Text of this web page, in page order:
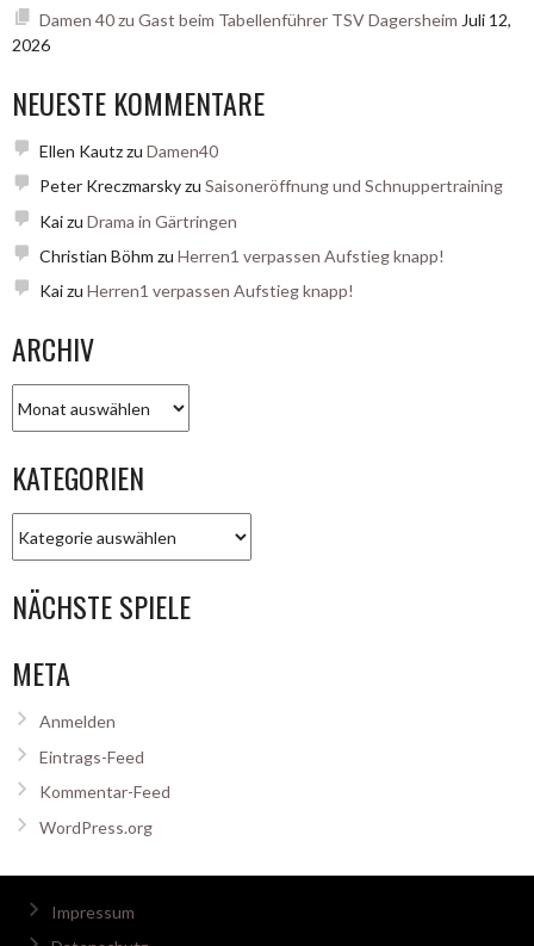
Damen 40 zu Gast beim Tabellenführer TSV Dagersheim Juli 12,
2026
NEUESTE KOMMENTARE
Ellen Kautzzu Damen40
Peter Kreczmarskyzu Saisoneröffnung und Schnuppertraining
Kaizu Drama in Gärtringen
Christian Böhm zu Herren1 verpassen Aufstieg knapp!
Kaizu Herren1 verpassen Aufstieg knapp!
ARCHIV
KATEGORIEN
NÄCHSTE SPIELE
META
Anmelden
Eintrags-Feed
Kommentar-Feed
WordPress.org
Impressum